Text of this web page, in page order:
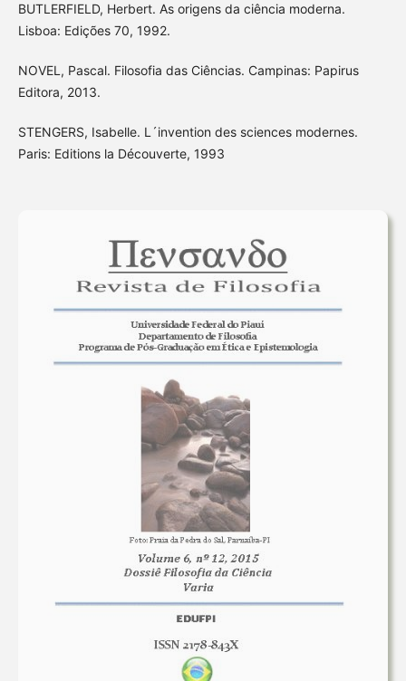
BUTLERFIELD, Herbert. As origens da ciência moderna.
Lisboa: Edições 70, 1992.
NOVEL, Pascal. Filosofia das Ciências. Campinas: Papirus
Editora, 2013.
STENGERS, Isabelle. L´invention des sciences modernes.
Paris: Editions la Découverte, 1993